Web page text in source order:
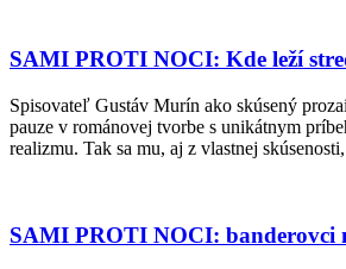
SAMI PROTI NOCI: Kde leží
Spisovateľ Gustáv Murín ako skúsený
pauze v románovej tvorbe s unikátnym
realizmu. Tak sa mu, aj z vlastnej
SAMI PROTI NOCI: banderovci